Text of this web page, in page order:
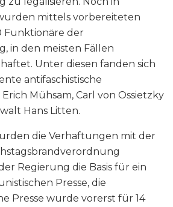
mittels vorbereiteten
Funktionäre der
in den meisten Fällen
Unter diesen fanden sich
antifaschistische
Mühsam, Carl von Ossietzky
Hans Litten.
die Verhaftungen mit der
Regierung die Basis für ein
Presse, die
Presse wurde vorerst für 14